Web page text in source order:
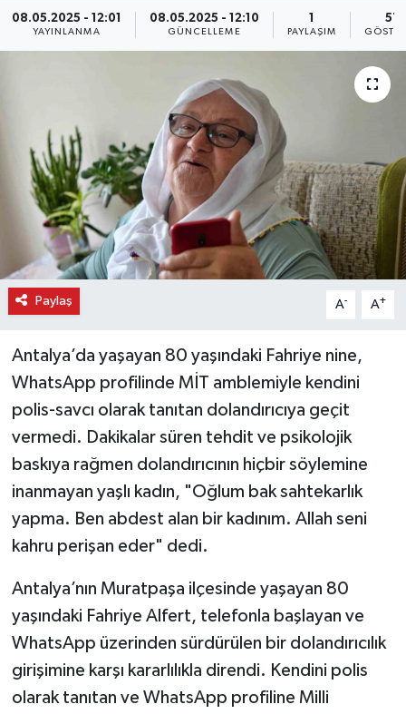
08.05.2025 - 12:01
YAYINLANMA
08.05.2025 - 12:10
GÜNCELLEME
1
PAYLAŞIM
57
Paylaş A- A+
Antalya’da yaşayan 80 yaşındaki Fahriye nine,
WhatsApp profilinde MİT amblemiyle kendini
polis-savcı olarak tanıtan dolandırıcıya geçit
vermedi. Dakikalar süren tehdit ve psikolojik
baskıya rağmen dolandırıcının hiçbir söylemine
inanmayan yaşlı kadın, "Oğlum bak sahtekarlık
yapma. Ben abdest alan bir kadınım. Allah seni
kahru perişan eder" dedi.
Antalya’nın Muratpaşa ilçesinde yaşayan 80
yaşındaki Fahriye Alfert, telefonla başlayan ve
WhatsApp üzerinden sürdürülen bir dolandırıcılık
girişimine karşı kararlılıkla direndi. Kendini polis
olarak tanıtan ve WhatsApp profiline Milli